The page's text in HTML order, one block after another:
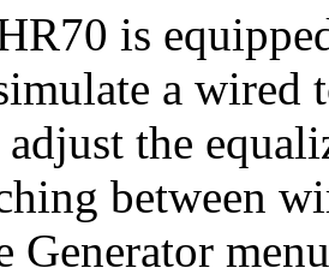
is
a wired
adjust the
between
Generator